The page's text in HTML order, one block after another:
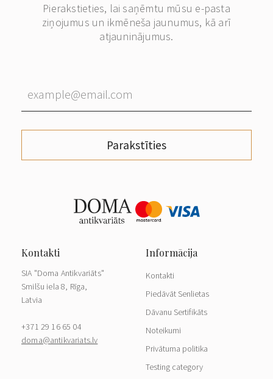
Pierakstieties, lai saņēmtu mūsu e-pasta
ziņojumus un ikmēneša jaunumus, kā arī
atjauninājumus.
Parakstīties
SIA "Doma Antikvariāts"
Smilšu iela 8, Rīga,
Latvia
+371 29 16 65 04
doma@antikvariats.lv
Kontakti
Piedāvāt Senlietas
Dāvanu Sertifikāts
Noteikumi
Privātuma politika
Testing category